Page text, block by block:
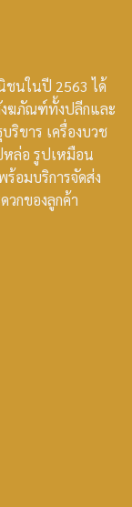
นในปี 2563 ได้
งฆภัณฑ์ทั้งปลีกและ
ริขาร เครื่องบวช
หล่อ รูปเหมือน
อมบริการจัดส่ง
วกของลูกค้า